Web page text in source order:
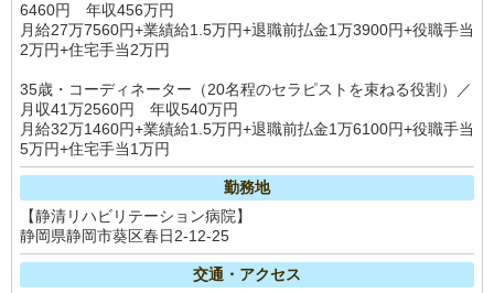
6460円 年収456万円
月給27万7560円+業績給1.5万円+退職前払金1万3900円+役職手当
2万円+住宅手当2万円
35歳・コーディネーター（20名程のセラピストを束ねる役割）／
月収41万2560円 年収540万円
月給32万1460円+業績給1.5万円+退職前払金1万6100円+役職手当
5万円+住宅手当1万円
勤務地
【静清リハビリテーション病院】
静岡県静岡市葵区春日2-12-25
交通・アクセス